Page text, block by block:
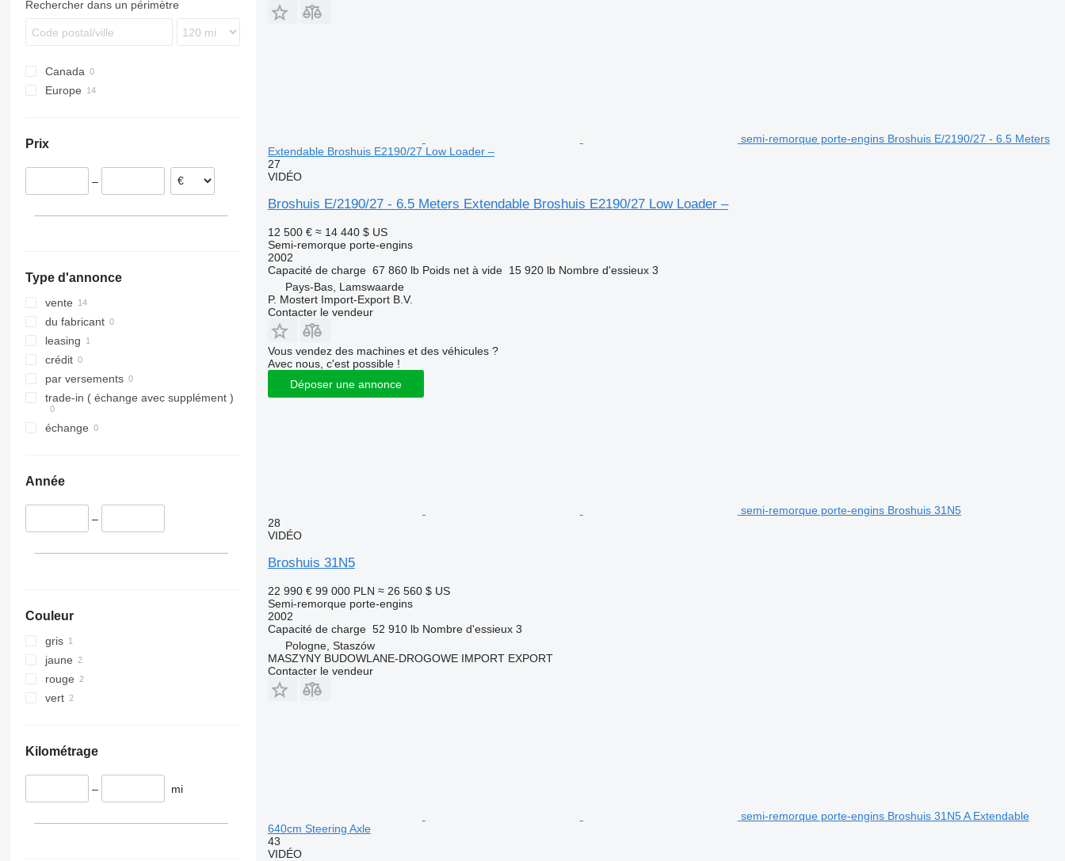
Rechercher dans un périmètre
Canada
Europe
Lettonie
Prix
–
Type d'annonce
vente
du fabricant
leasing
crédit
par versements
trade-in ( échange avec supplément )
échange
Année
–
Couleur
gris
jaune
rouge
vert
Kilométrage
– mi
semi-remorque porte-engins Broshuis E/2190/27 - 6.5 Meters
Extendable Broshuis E2190/27 Low Loader –
27
VIDÉO
Broshuis E/2190/27 - 6.5 Meters Extendable Broshuis E2190/27 Low Loader –
12 500 € ≈ 14 440 $ US
Semi-remorque porte-engins
2002
Capacité de charge 67 860 lb Poids net à vide 15 920 lb Nombre d'essieux 3
Pays-Bas, Lamswaarde
P. Mostert Import-Export B.V.
Contacter le vendeur
Vous vendez des machines et des véhicules ?
Avec nous, c'est possible !
Déposer une annonce
semi-remorque porte-engins Broshuis 31N5
28
VIDÉO
Broshuis 31N5
22 990 € 99 000 PLN ≈ 26 560 $ US
Semi-remorque porte-engins
2002
Capacité de charge 52 910 lb Nombre d'essieux 3
Pologne, Staszów
MASZYNY BUDOWLANE-DROGOWE IMPORT EXPORT
Contacter le vendeur
semi-remorque porte-engins Broshuis 31N5 A Extendable
640cm Steering Axle
43
VIDÉO